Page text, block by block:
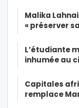
Malika
« préserver
L’étudiante
inhumée au
Capitales
remplace